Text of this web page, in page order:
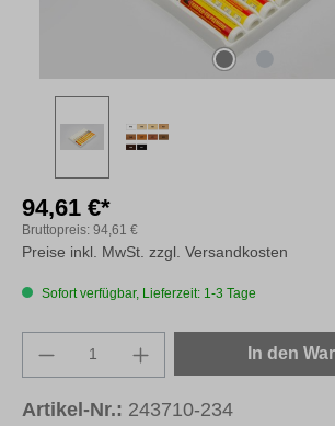
94,61 €*
Bruttopreis: 94,61 €
Preise inkl. MwSt. zzgl. Versandkosten
Sofort verfügbar, Lieferzeit: 1-3 Tage
Produkt Anzahl: Gib den
In den
Artikel-Nr.: 243710-234